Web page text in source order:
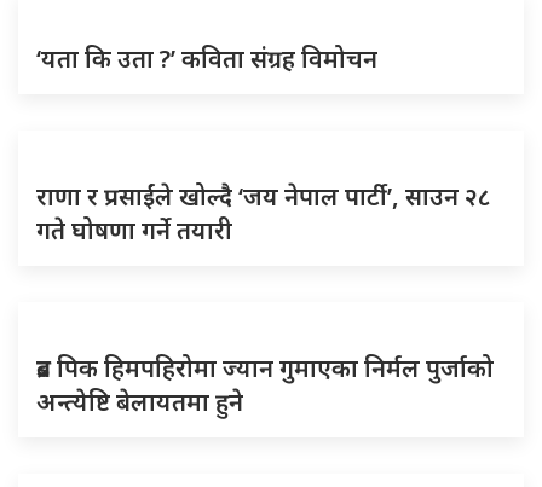
‘यता कि उता ?’ कविता संग्रह विमोचन
राणा र प्रसाईंले खोल्दै ‘जय नेपाल पार्टी’, साउन २८
गते घोषणा गर्ने तयारी
ब्रड पिक हिमपहिरोमा ज्यान गुमाएका निर्मल पुर्जाको
अन्त्येष्टि बेलायतमा हुने